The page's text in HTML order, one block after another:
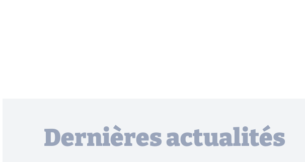
Dernières actualités